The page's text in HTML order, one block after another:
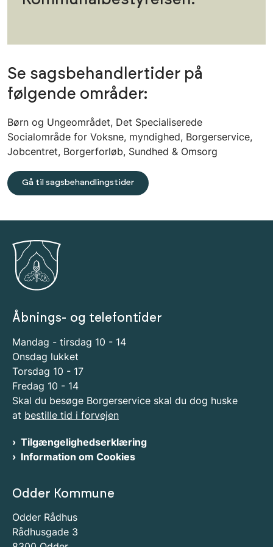
Se sagsbehandlertider på
følgende områder:
Børn og Ungeområdet, Det Specialiserede
Socialområde for Voksne, myndighed, Borgerservice,
Jobcentret, Borgerforløb, Sundhed & Omsorg
Gå til sagsbehandlingstider
Åbnings- og telefontider
Mandag - tirsdag 10 - 14
Onsdag lukket
Torsdag 10 - 17
Fredag 10 - 14
Skal du besøge Borgerservice skal du dog huske
at bestille tid i forvejen
Tilgængelighedserklæring
Information om Cookies
Odder Kommune
Odder Rådhus
Rådhusgade 3